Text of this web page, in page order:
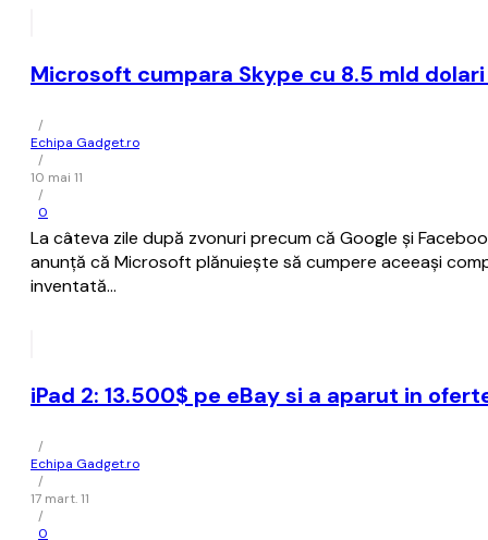
Microsoft cumpara Skype cu 8.5 mld
/
Echipa Gadget.ro
/
10 mai 11
/
0
La câteva zile după zvonuri precum că Google și
anunță că Microsoft plănuiește să cumpere aceeași
inventată…
iPad 2: 13.500$ pe eBay si a aparut in
/
Echipa Gadget.ro
/
17 mart. 11
/
0